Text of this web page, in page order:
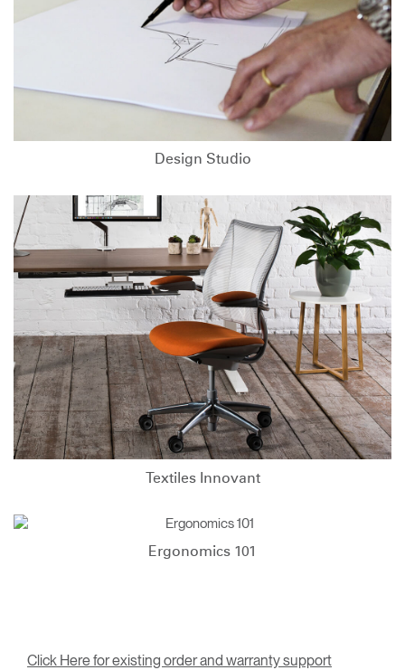
Design Studio
Textiles Innovant
Ergonomics 101
Click Here for existing order and warranty support